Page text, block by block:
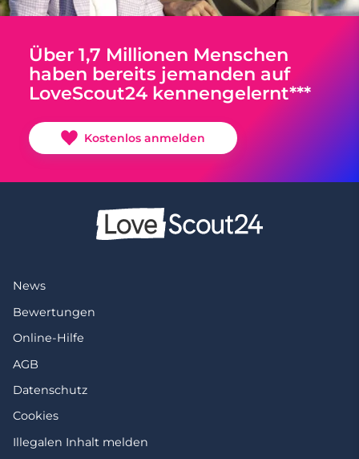
Über 1,7 Millionen Menschen
haben bereits jemanden auf
LoveScout24 kennengelernt***
Kostenlos anmelden
News
Bewertungen
Online-Hilfe
AGB
Datenschutz
Cookies
Illegalen Inhalt melden